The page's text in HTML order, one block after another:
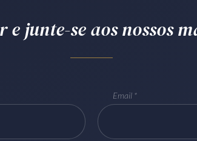
e junte-se aos nossos
Email